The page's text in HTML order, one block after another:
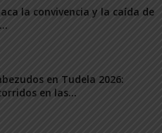
la convivencia y la caída de
en Tudela 2026:
en las...